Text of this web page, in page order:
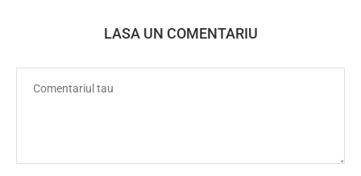
LASA UN COMENTARIU